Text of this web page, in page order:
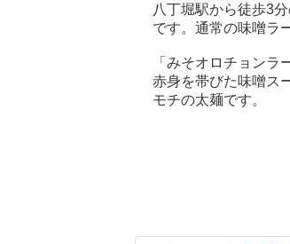
八丁堀駅から徒歩3
です。通常の味噌ラ
「みそオロチョンラ
赤身を帯びた味噌ス
モチの太麺です。